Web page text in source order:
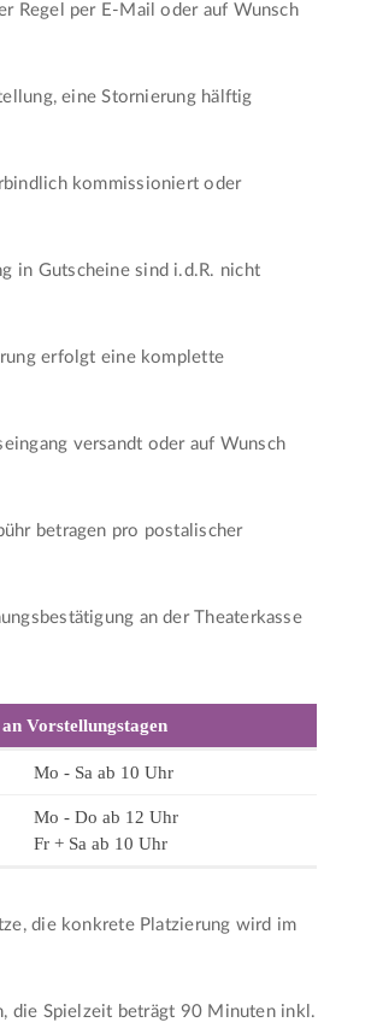
Regel per E-Mail oder auf Wunsch
eine Stornierung hälftig
kommissioniert oder
in Gutscheine sind i.d.R. nicht
erfolgt eine komplette
versandt oder auf Wunsch
betragen pro postalischer
an der Theaterkasse
Vorstellungstagen
Mo - Sa ab 10 Uhr
Mo - Do ab 12 Uhr
Fr + Sa ab 10 Uhr
die konkrete Platzierung wird im
die Spielzeit beträgt 90 Minuten inkl.